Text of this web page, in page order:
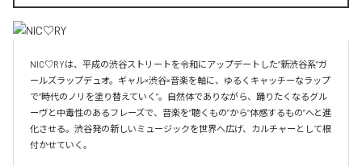
NIC♡RYは、平成の渋谷ストリートを令和にアップデートした“新渋谷系”ガ
ールズラップデュオ。ギャル×渋谷×音楽を軸に、ゆるくキャッチーなラップ
で“時代のノリを塗り替えていく”。自然体でありながら、踊りたくなるグル
ーヴと中毒性のあるフレーズで、音楽を“聴くもの”から“体感するもの”へと進
化させる。渋谷発の新しいミュージックを世界へ広げ、カルチャーとして根
付かせていく。